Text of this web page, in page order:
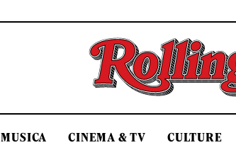
MUSICA CINEMA & TV CULTURE